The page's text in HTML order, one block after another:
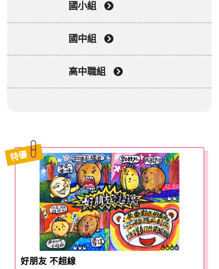
國小組
國中組
高中職組
特優
好朋友 不超線